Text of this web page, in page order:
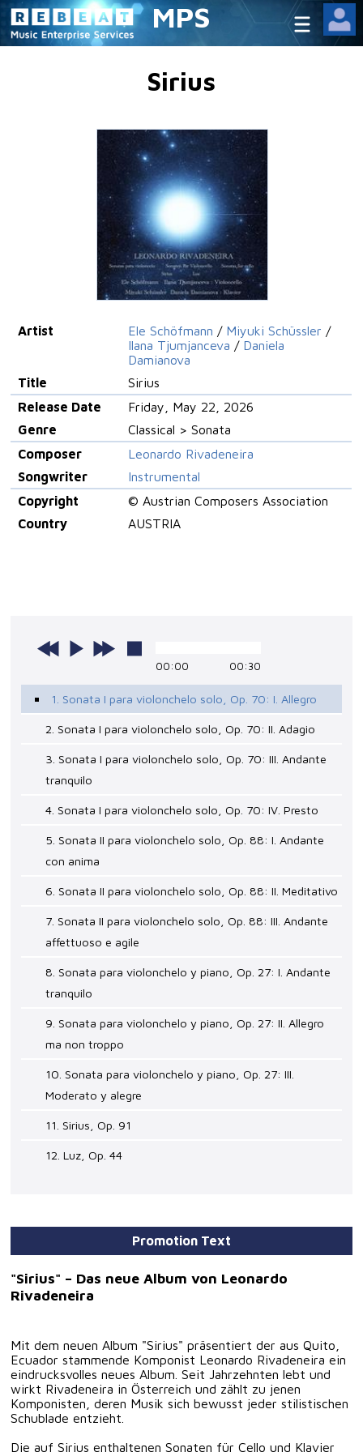
MPS
Sirius
Artist Ele Schöfmann / Miyuki Schüssler /
Ilana Tjumjanceva / Daniela
Damianova
Title
Sirius
Release Date
Friday, May 22, 2026
Genre
Classical > Sonata
Composer
Leonardo Rivadeneira
Songwriter
Instrumental
Copyright
© Austrian Composers Association
Country
AUSTRIA
00:00 00:30
1. Sonata I para violonchelo solo, Op. 70: I. Allegro
2. Sonata I para violonchelo solo, Op. 70: II. Adagio
3. Sonata I para violonchelo solo, Op. 70: III. Andante
tranquilo
4. Sonata I para violonchelo solo, Op. 70: IV. Presto
5. Sonata II para violonchelo solo, Op. 88: I. Andante
con anima
6. Sonata II para violonchelo solo, Op. 88: II. Meditativo
7. Sonata II para violonchelo solo, Op. 88: III. Andante
affettuoso e agile
8. Sonata para violonchelo y piano, Op. 27: I. Andante
tranquilo
9. Sonata para violonchelo y piano, Op. 27: II. Allegro
ma non troppo
10. Sonata para violonchelo y piano, Op. 27: III.
Moderato y alegre
11. Sirius, Op. 91
12. Luz, Op. 44
Promotion Text
"Sirius" – Das neue Album von Leonardo
Rivadeneira
Mit dem neuen Album "Sirius" präsentiert der aus Quito,
Ecuador stammende Komponist Leonardo Rivadeneira ein
eindrucksvolles neues Album. Seit Jahrzehnten lebt und
wirkt Rivadeneira in Österreich und zählt zu jenen
Komponisten, deren Musik sich bewusst jeder stilistischen
Schublade entzieht.
Die auf Sirius enthaltenen Sonaten für Cello und Klavier